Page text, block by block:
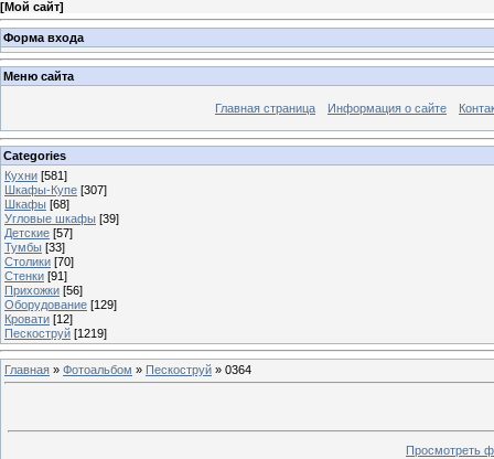
[Мой сайт]
Форма входа
Меню сайта
Главная страница Информация о сайте
Categories
Кухни [581]
Шкафы-Купе [307]
Шкафы [68]
Угловые шкафы [39]
Детские [57]
Тумбы [33]
Столики [70]
Стенки [91]
Прихожки [56]
Оборудование [129]
Кровати [12]
Пескоструй [1219]
Главная » Фотоальбом » Пескоструй » 0364
Просмотреть